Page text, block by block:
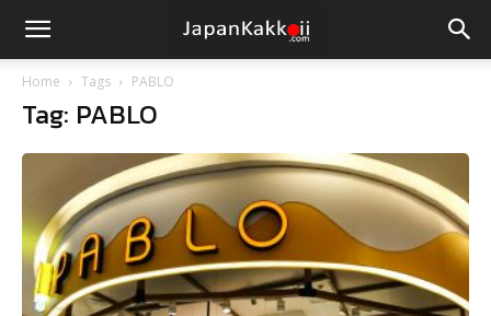
Home Tags PABLO
Tag: PABLO